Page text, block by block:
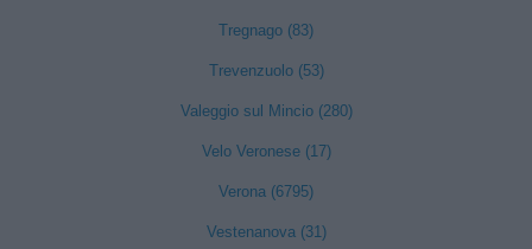
Tregnago (83)
Trevenzuolo (53)
Valeggio sul Mincio (280)
Velo Veronese (17)
Verona (6795)
Vestenanova (31)